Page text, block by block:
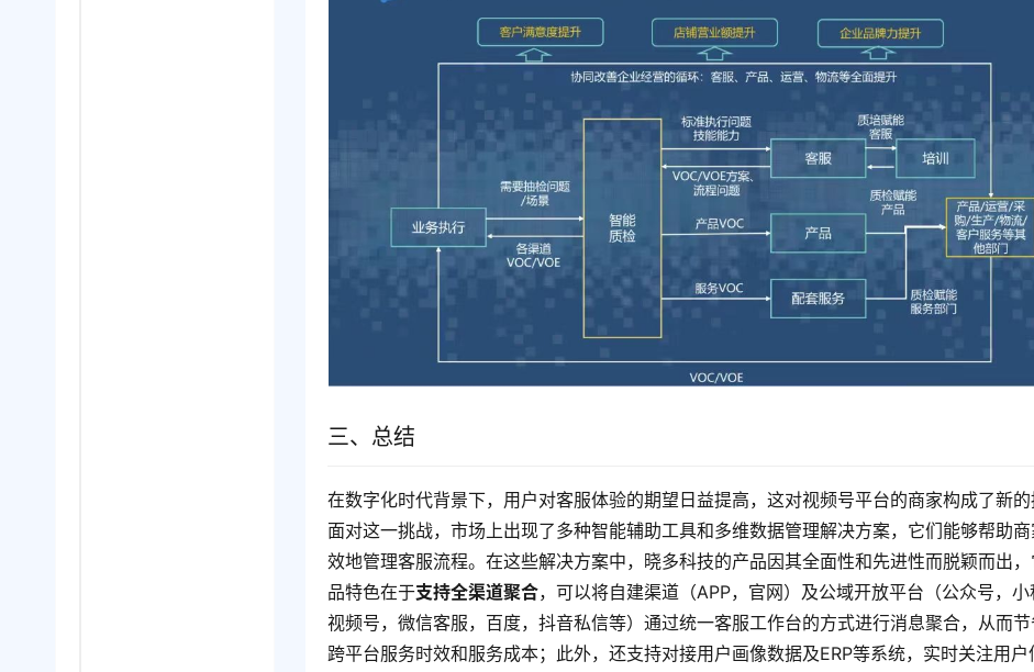
三、总结
在数字化时代背景下，用户对客服体验的期望日益提高，这对视频号平台的商家构成了新的
面对这一挑战，市场上出现了多种智能辅助工具和多维数据管理解决方案，它们能够帮助
效地管理客服流程。在这些解决方案中，晓多科技的产品因其全面性和先进性而脱颖而出
品特色在于支持全渠道聚合，可以将自建渠道（APP，官网）及公域开放平台（公众号，小
视频号，微信客服，百度，抖音私信等）通过统一客服工作台的方式进行消息聚合，从而
跨平台服务时效和服务成本；此外，还支持对接用户画像数据及ERP等系统，实时关注用户